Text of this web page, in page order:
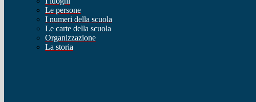
Le persone
I numeri della scuola
Le carte della scuola
Organizzazione
La storia